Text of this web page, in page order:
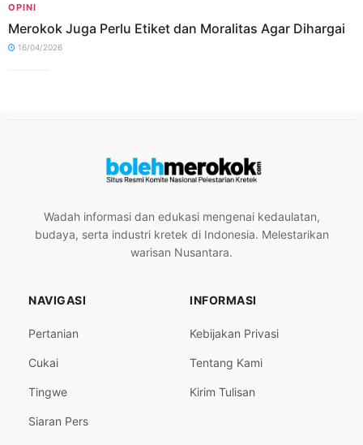
OPINI
Merokok Juga Perlu Etiket dan Moralitas Agar Dihargai
16/04/2026
Wadah informasi dan edukasi mengenai kedaulatan,
budaya, serta industri kretek di Indonesia. Melestarikan
warisan Nusantara.
NAVIGASI
Pertanian
Cukai
Tingwe
Siaran Pers
INFORMASI
Kebijakan Privasi
Tentang Kami
Kirim Tulisan